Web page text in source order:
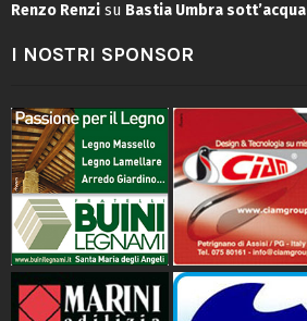
Renzo Renzi su Bastia Umbra sott’acqua
I NOSTRI SPONSOR